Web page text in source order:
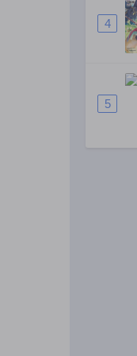
4
5